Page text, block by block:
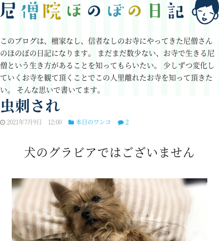
このブログは、檀家なし、信者なしのお寺にやってきた尼僧さん
のほのぼの日記になります。 まだまだ数少ない、お寺で生きる尼
僧という生き方があることを知ってもらいたい。
少しずつ変化し
ていくお寺を観て頂くことでこの人里離れたお寺を知って頂きた
い。 そんな思いで書いてます。
虫刺され
2021年7月9日 12:00 本日のワンコ 2
犬のグラビアではございません